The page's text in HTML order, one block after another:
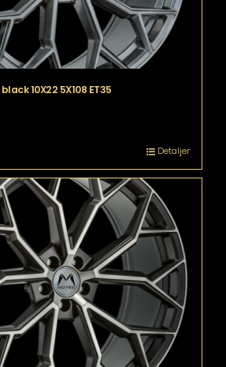
10X22 5X108 ET35
Detaljer